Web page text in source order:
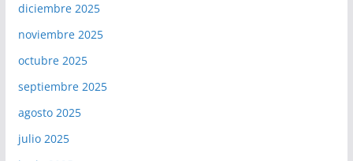
diciembre 2025
noviembre 2025
octubre 2025
septiembre 2025
agosto 2025
julio 2025